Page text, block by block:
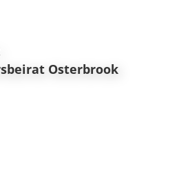
Osterbrook